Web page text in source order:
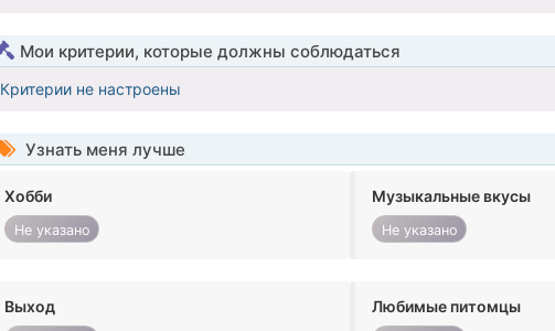
Мои критерии, которые должны соблюдаться
Критерии не настроены
Узнать меня лучше
Хобби
Не указано
Музыкальные вкусы
Не указано
Выход Любимые питомцы